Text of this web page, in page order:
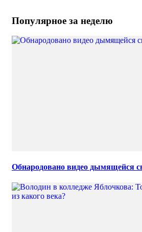
Популярное за неделю
Обнародовано видео дымящейся